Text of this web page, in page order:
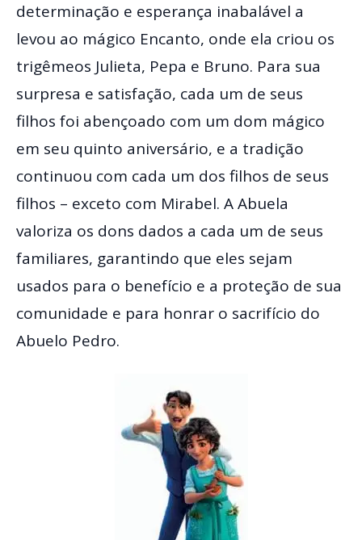
determinação e esperança inabalável a
levou ao mágico Encanto, onde ela criou os
trigêmeos Julieta, Pepa e Bruno. Para sua
surpresa e satisfação, cada um de seus
filhos foi abençoado com um dom mágico
em seu quinto aniversário, e a tradição
continuou com cada um dos filhos de seus
filhos – exceto com Mirabel. A Abuela
valoriza os dons dados a cada um de seus
familiares, garantindo que eles sejam
usados para o benefício e a proteção de sua
comunidade e para honrar o sacrifício do
Abuelo Pedro.